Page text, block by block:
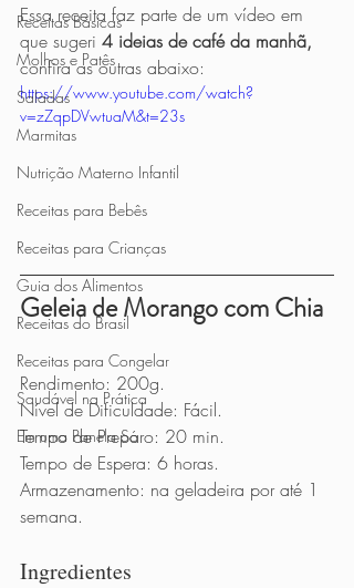
Receitas Básicas
Molhos e Patês
Saladas
Marmitas
Nutrição Materno Infantil
Receitas para Bebês
Receitas para Crianças
Guia dos Alimentos
Receitas do Brasil
Receitas para Congelar
Saudável na Prática
Em uma Panela Só
Essa receita faz parte de um vídeo em
que sugeri 4 ideias de café da manhã,
confira as outras abaixo:
https://www.youtube.com/watch?
v=zZqpDVwtuaM&t=23s
Geleia de Morango com Chia
Rendimento: 200g.
Nível de Dificuldade: Fácil.
Tempo de Preparo: 20 min.
Tempo de Espera: 6 horas.
Armazenamento: na geladeira por até 1
semana.
Ingredientes